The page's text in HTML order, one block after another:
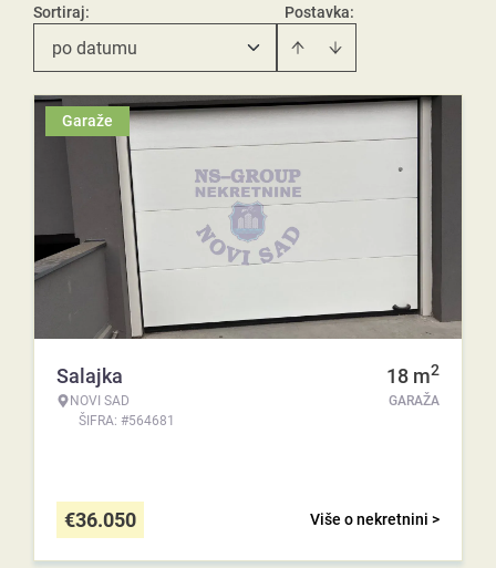
Postavka:
Sortiraj:
po datumu
Garaže
Salajka
NOVI SAD
ŠIFRA: #564681
18 m2
GARAŽA
Više o nekretnini >
€36.050